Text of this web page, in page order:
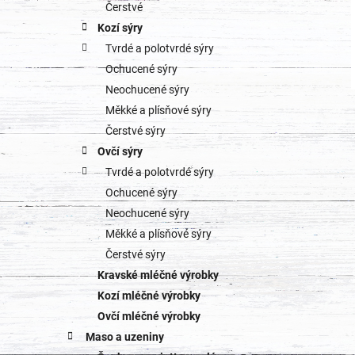
n
n
e
l
i
Čerstvé
Kozí sýry
Tvrdé a polotvrdé sýry
Ochucené sýry
Neochucené sýry
Měkké a plísňové sýry
Čerstvé sýry
Ovčí sýry
Tvrdé a polotvrdé sýry
Ochucené sýry
Neochucené sýry
Měkké a plísňové sýry
Čerstvé sýry
Kravské mléčné výrobky
Kozí mléčné výrobky
Ovčí mléčné výrobky
Maso a uzeniny